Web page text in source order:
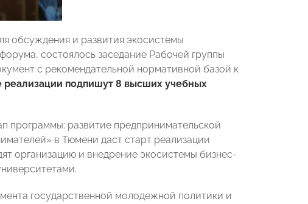
обсуждения и развития экосистемы
состоялось заседание Рабочей группы
с рекомендательной нормативной базой к
реализации подпишут 8 высших учебных
программы: развитие предпринимательской
в Тюмени даст старт реализации
организацию и внедрение экосистемы бизнес-
государственной молодежной политики и